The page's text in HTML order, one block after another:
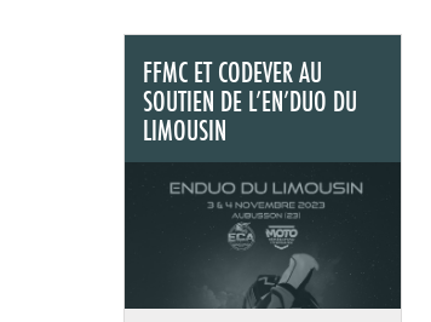
FFMC ET CODEVER AU
SOUTIEN DE L’EN’DUO DU
LIMOUSIN